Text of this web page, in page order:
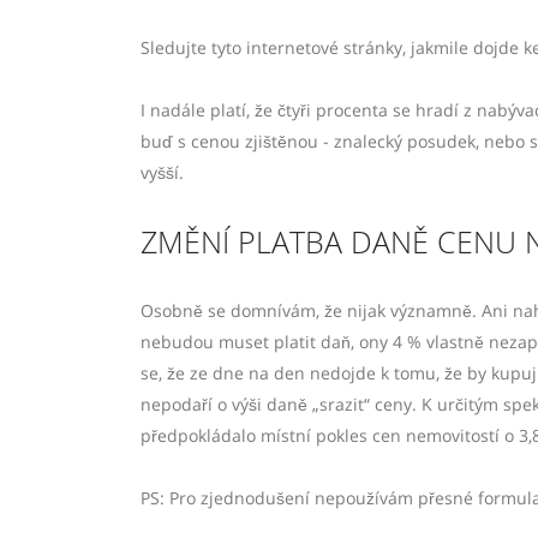
Sledujte tyto internetové stránky, jakmile dojde
I nadále platí, že čtyři procenta se hradí z
buď s cenou zjištěnou - znalecký posudek,
vyšší.
ZMĚNÍ PLATBA DANĚ CENU
Osobně se domnívám, že nijak významně. Ani
nebudou muset platit daň, ony 4 % vlastně
se, že ze dne na den nedojde k tomu, že by
nepodaří o výši daně „srazit“ ceny. K určitým
předpokládalo místní pokles cen nemovitostí o
PS: Pro zjednodušení nepoužívám přesné